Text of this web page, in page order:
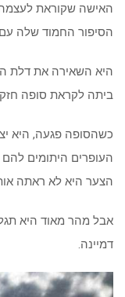
האישה שקוראת
הסיפור החמוד שלה
היא השאירה את דלת
ביתה לקראת סופה
כשהסופה פגעה, היא
העופרים היתומים
הצער היא לא ראתה
אבל מהר מאוד היא
דמיינה.